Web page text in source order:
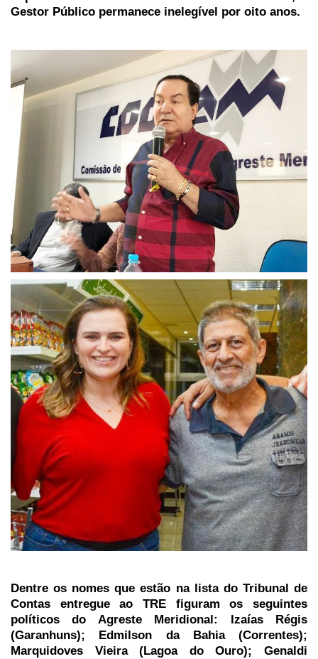
Gestor Público permanece inelegível por oito anos.
Dentre os nomes que estão na lista do Tribunal de
Contas entregue ao TRE figuram os seguintes
políticos do Agreste Meridional: Izaías Régis
(Garanhuns); Edmilson da Bahia (Correntes);
Marquidoves Vieira (Lagoa do Ouro); Genaldi